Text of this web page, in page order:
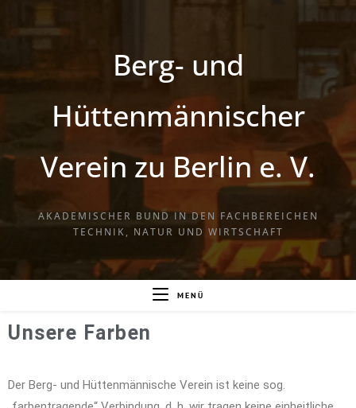
Berg- und
Hüttenmännischer
Verein zu Berlin e. V.
AKADEMISCHER BUND IN DEN FACHBEREICHEN
TECHNIK, NATUR UND WIRTSCHAFT
MENÜ
Unsere Farben
Der Berg- und Hüttenmännische Verein ist keine sog.